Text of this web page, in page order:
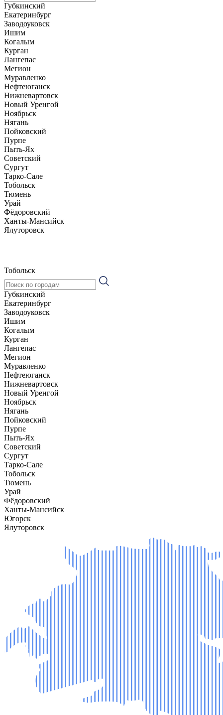
Губкинский
Екатеринбург
Заводоуковск
Ишим
Когалым
Курган
Лангепас
Мегион
Муравленко
Нефтеюганск
Нижневартовск
Новый Уренгой
Ноябрьск
Нягань
Пойковский
Пурпе
Пыть-Ях
Советский
Сургут
Тарко-Сале
Тобольск
Тюмень
Урай
Фёдоровский
Ханты-Мансийск
Ялуторовск
Тобольск
Губкинский
Екатеринбург
Заводоуковск
Ишим
Когалым
Курган
Лангепас
Мегион
Муравленко
Нефтеюганск
Нижневартовск
Новый Уренгой
Ноябрьск
Нягань
Пойковский
Пурпе
Пыть-Ях
Советский
Сургут
Тарко-Сале
Тобольск
Тюмень
Урай
Фёдоровский
Ханты-Мансийск
Югорск
Ялуторовск